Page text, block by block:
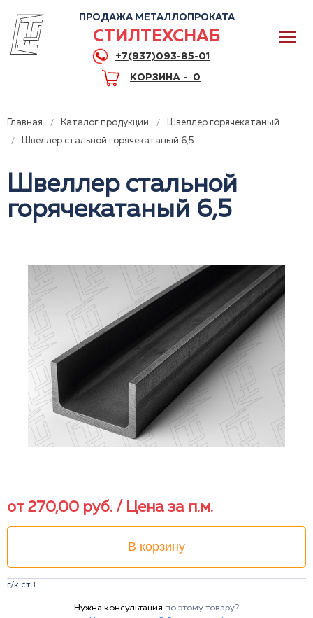
+7(937)093-85-01
ПРОДАЖА МЕТАЛЛОПРОКАТА
СТИЛТЕХСНАБ
+7(937)093-85-01
КОРЗИНА - 0
Главная Каталог продукции
Швеллер горячекатаный
Швеллер стальной горячекатаный 6,5
Швеллер стальной
горячекатаный 6,5
от 270,00 руб. / Цена за п.м.
В корзину
г/к ст3
Нужна консультация по этому товару?